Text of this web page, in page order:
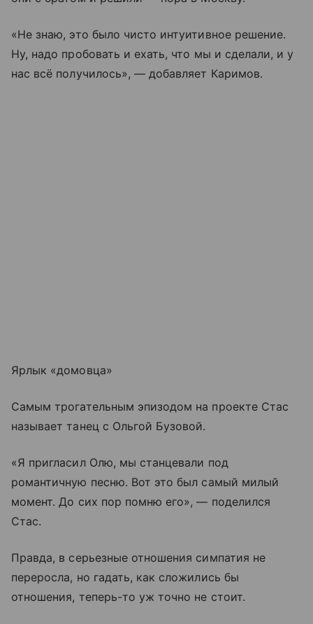
«Не знаю, это было чисто интуитивное решение.
Ну, надо пробовать и ехать, что мы и сделали, и у
нас всё получилось», — добавляет Каримов.
Ярлык «домовца»
Самым трогательным эпизодом на проекте Стас
называет танец с Ольгой Бузовой.
«Я пригласил Олю, мы станцевали под
романтичную песню. Вот это был самый милый
момент. До сих пор помню его», — поделился
Стас.
Правда, в серьезные отношения симпатия не
переросла, но гадать, как сложились бы
отношения, теперь-то уж точно не стоит.